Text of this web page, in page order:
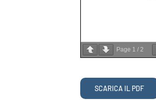
Page 1 / 2
SCARICA IL PDF